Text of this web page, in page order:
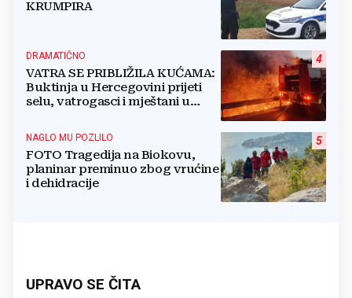
KRUMPIRA
4
DRAMATIČNO
VATRA SE PRIBLIŽILA KUĆAMA:
Buktinja u Hercegovini prijeti
selu, vatrogasci i mještani u
5
NAGLO MU POZLILO
FOTO Tragedija na Biokovu,
planinar preminuo zbog vrućine
i dehidracije
UPRAVO SE ČITA